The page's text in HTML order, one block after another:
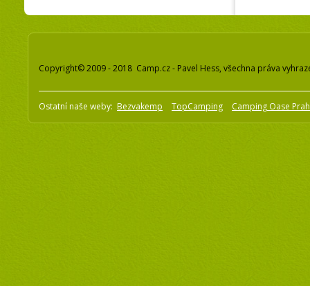
Copyright© 2009 - 2018 Camp.cz - Pavel Hess, všechna práva
Ostatní naše weby: Bezvakemp TopCamping Camping Oase